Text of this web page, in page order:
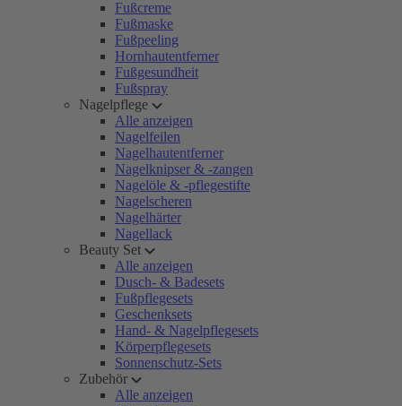
Fußcreme
Fußmaske
Fußpeeling
Hornhautentferner
Fußgesundheit
Fußspray
Nagelpflege
Alle anzeigen
Nagelfeilen
Nagelhautentferner
Nagelknipser & -zangen
Nagelöle & -pflegestifte
Nagelscheren
Nagelhärter
Nagellack
Beauty Set
Alle anzeigen
Dusch- & Badesets
Fußpflegesets
Geschenksets
Hand- & Nagelpflegesets
Körperpflegesets
Sonnenschutz-Sets
Zubehör
Alle anzeigen